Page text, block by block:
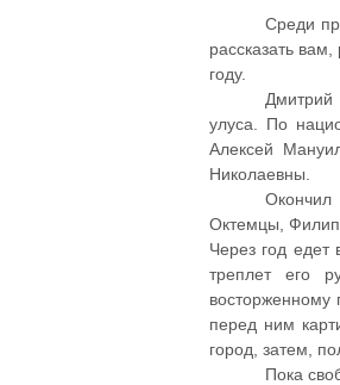
Среди
рассказать
году.
Дмитрий
улуса. По
Алексей
Николаевны.
Окончил
Октемцы,
Через год едет
треплет его
восторженному
перед ним
город, затем,
Пока